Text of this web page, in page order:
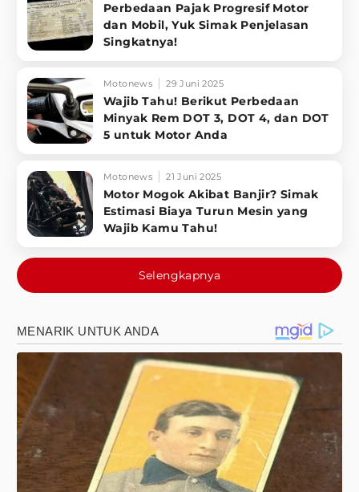
Perbedaan Pajak Progresif Motor
dan Mobil, Yuk Simak Penjelasan
Singkatnya!
Motonews 29 Juni 2025
Wajib Tahu! Berikut Perbedaan
Minyak Rem DOT 3, DOT 4, dan DOT
5 untuk Motor Anda
Motonews 21 Juni 2025
Motor Mogok Akibat Banjir? Simak
Estimasi Biaya Turun Mesin yang
Wajib Kamu Tahu!
Selengkapnya